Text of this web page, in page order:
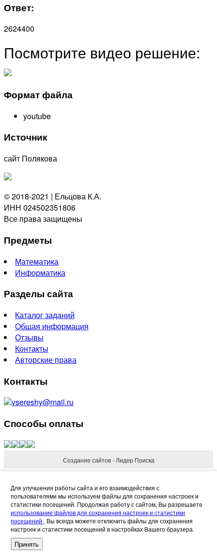
Ответ:
2624400
Посмотрите видео решение:
Формат файла
youtube
Источник
сайт Полякова
© 2018-2021 | Ельцова К.А.
ИНН 024502351806
Все права защищены
Предметы
Математика
Информатика
Разделы сайта
Каталог заданий
Общая информация
Отзывы
Контакты
Авторские права
Контакты
vsereshy@mail.ru
Способы оплаты
Создание сайтов - Лидер Поиска
Refund Reason
Request Refund
Для улучшения работы сайта и его взаимодействия с
пользователями мы используем файлы для сохранения настроек и
статистики посещений. Продолжая работу с сайтом, Вы разрешаете
использование файлов для сохранения настроек и статистики
посещений . Вы всегда можете отключить файлы для сохранения
настроек и статистики посещений в настройках Вашего браузера.
Принять